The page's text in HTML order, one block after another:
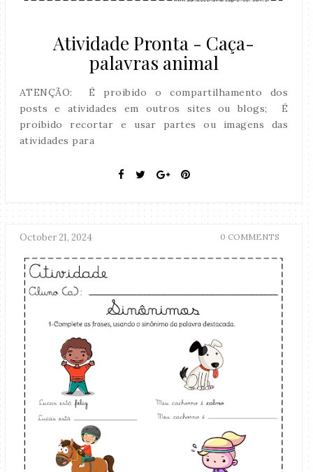
Atividade Pronta - Caça-
palavras animal
ATENÇÃO: É proibido o compartilhamento dos
posts e atividades em outros sites ou blogs; É
proibido recortar e usar partes ou imagens das
atividades para
October 21, 2024 0 COMMENTS